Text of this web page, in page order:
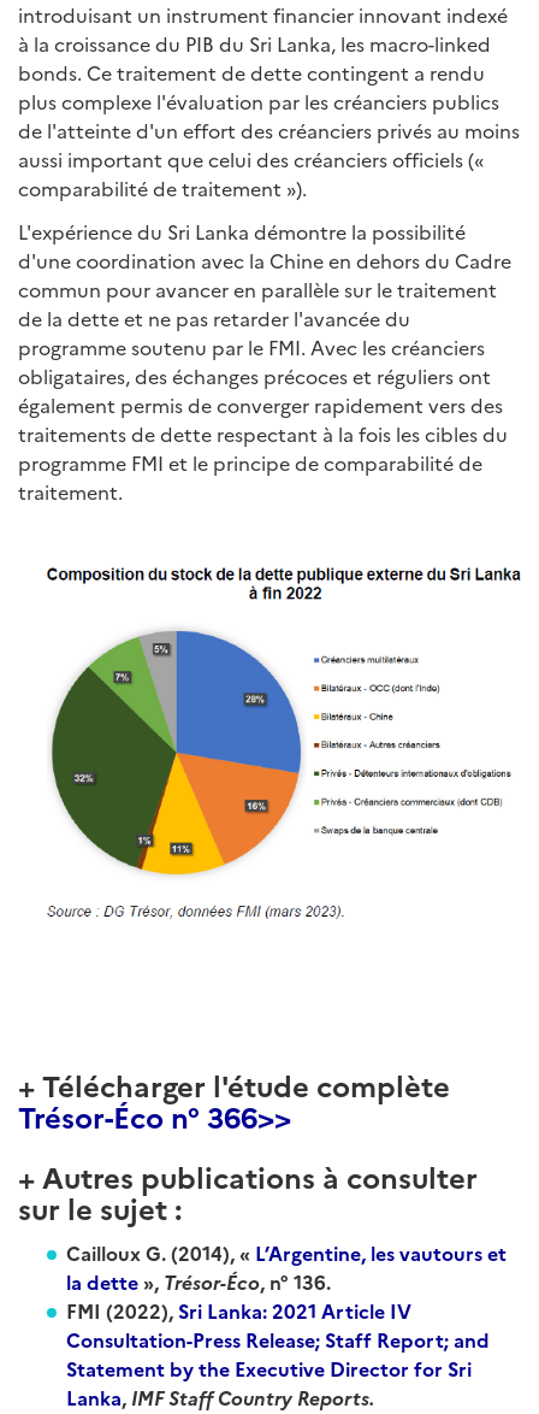
introduisant un instrument financier innovant indexé
à la croissance du PIB du Sri Lanka, les macro-linked
bonds. Ce traitement de dette contingent a rendu
plus complexe l'évaluation par les créanciers publics
de l'atteinte d'un effort des créanciers privés au moins
aussi important que celui des créanciers officiels («
comparabilité de traitement »).
L'expérience du Sri Lanka démontre la possibilité
d'une coordination avec la Chine en dehors du Cadre
commun pour avancer en parallèle sur le traitement
de la dette et ne pas retarder l'avancée du
programme soutenu par le FMI. Avec les créanciers
obligataires, des échanges précoces et réguliers ont
également permis de converger rapidement vers des
traitements de dette respectant à la fois les cibles du
programme FMI et le principe de comparabilité de
traitement.
+ Télécharger l'étude complète
Trésor-Éco n° 366>>
+ Autres publications à consulter
sur le sujet :
Cailloux G. (2014), « L’Argentine, les vautours et
la dette», Trésor-Éco, n° 136.
FMI (2022),Sri Lanka: 2021 Article IV
Consultation-Press Release; Staff Report; and
Statement by the Executive Director for Sri
Lanka, IMF Staff Country Reports.